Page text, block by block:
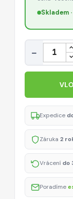
Skladem
Množství
−
Expedice
Záruka 2
Vrácení do
Poradíme